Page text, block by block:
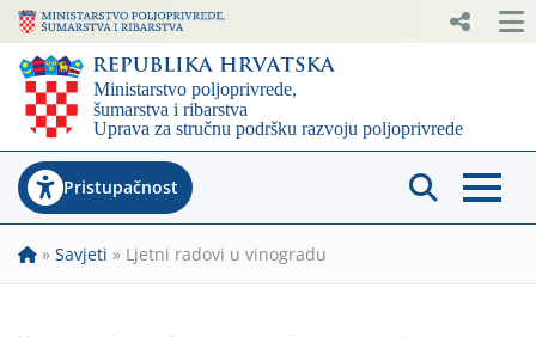
Pristupačnost
» Savjeti » Ljetni radovi u vinogradu